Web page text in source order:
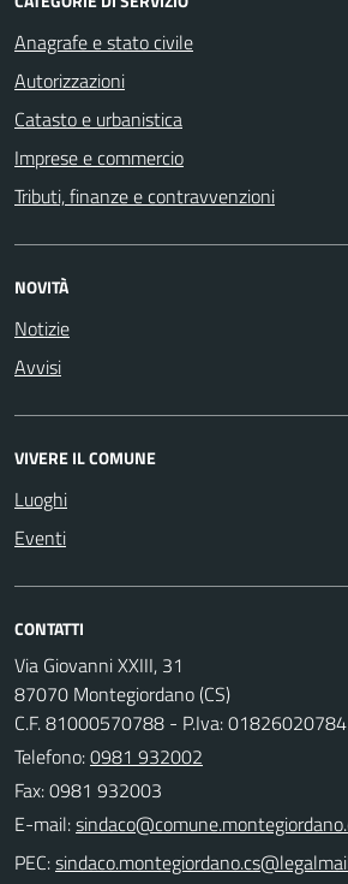
Anagrafe e stato civile
Autorizzazioni
Catasto e urbanistica
Imprese e commercio
Tributi, finanze e contravvenzioni
NOVITÀ
Notizie
Avvisi
VIVERE IL COMUNE
Luoghi
Eventi
CONTATTI
Via Giovanni XXIII, 31
87070 Montegiordano (CS)
C.F. 81000570788 - P.Iva: 01826020784
Telefono:0981 932002
Fax: 0981 932003
E-mail:
PEC: